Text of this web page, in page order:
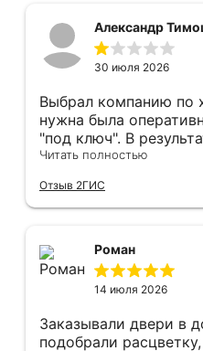
Александр
30 июля 2026
Выбрал компанию по
нужна была
"под ключ". В
часа потратить на
"утилизация старой
уборка выломанного
После предъявления
получил только
монтажника,
менеджером
нужна утилизация,
Читать полностью
Отзыв 2ГИС
Роман
14 июля 2026
Заказывали двери в
подобрали